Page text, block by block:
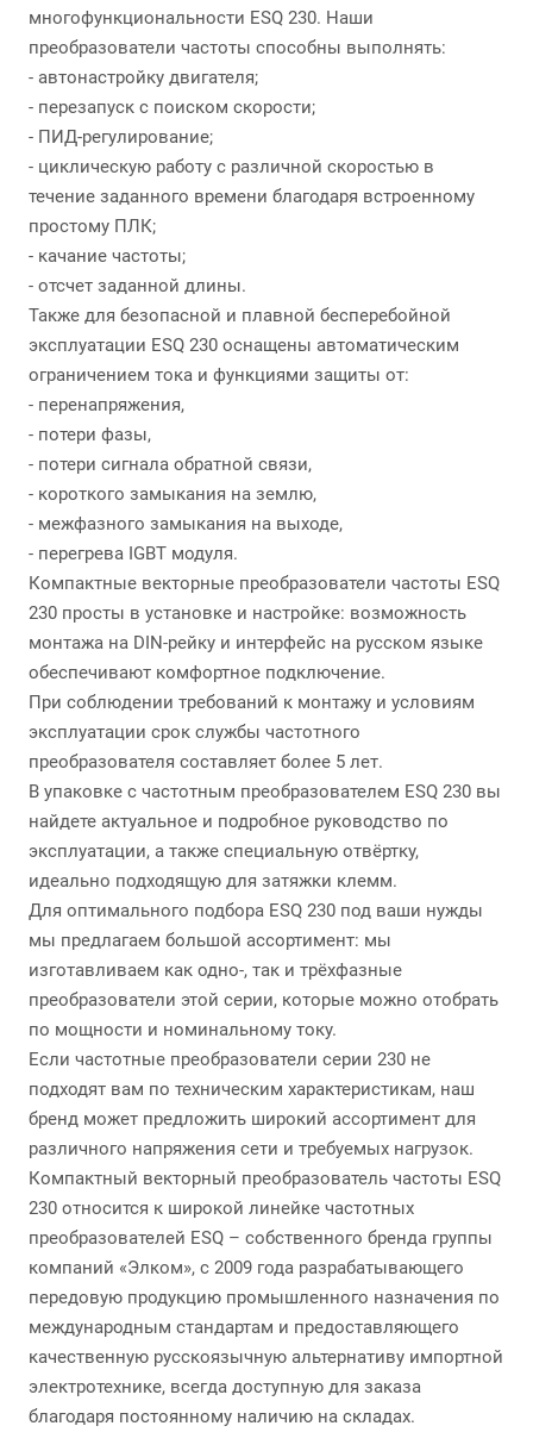
многофункциональности ESQ 230. Наши
преобразователи частоты способны выполнять:
- автонастройку двигателя;
- перезапуск с поиском скорости;
- ПИД-регулирование;
- циклическую работу с различной скоростью в
течение заданного времени благодаря встроенному
простому ПЛК;
- качание частоты;
- отсчет заданной длины.
Также для безопасной и плавной бесперебойной
эксплуатации ESQ 230 оснащены автоматическим
ограничением тока и функциями защиты от:
- перенапряжения,
- потери фазы,
- потери сигнала обратной связи,
- короткого замыкания на землю,
- межфазного замыкания на выходе,
- перегрева IGBT модуля.
Компактные векторные преобразователи частоты ESQ
230 просты в установке и настройке: возможность
монтажа на DIN-рейку и интерфейс на русском языке
обеспечивают комфортное подключение.
При соблюдении требований к монтажу и условиям
эксплуатации срок службы частотного
преобразователя составляет более 5 лет.
В упаковке с частотным преобразователем ESQ 230 вы
найдете актуальное и подробное руководство по
эксплуатации, а также специальную отвёртку,
идеально подходящую для затяжки клемм.
Для оптимального подбора ESQ 230 под ваши нужды
мы предлагаем большой ассортимент: мы
изготавливаем как одно-, так и трёхфазные
преобразователи этой серии, которые можно отобрать
по мощности и номинальному току.
Если частотные преобразователи серии 230 не
подходят вам по техническим характеристикам, наш
бренд может предложить широкий ассортимент для
различного напряжения сети и требуемых нагрузок.
Компактный векторный преобразователь частоты ESQ
230 относится к широкой линейке частотных
преобразователей ESQ – собственного бренда группы
компаний «Элком», с 2009 года разрабатывающего
передовую продукцию промышленного назначения по
международным стандартам и предоставляющего
качественную русскоязычную альтернативу импортной
электротехнике, всегда доступную для заказа
благодаря постоянному наличию на складах.